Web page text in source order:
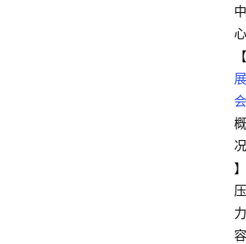
中
心
【
展
会
概
况
】
压
力
容